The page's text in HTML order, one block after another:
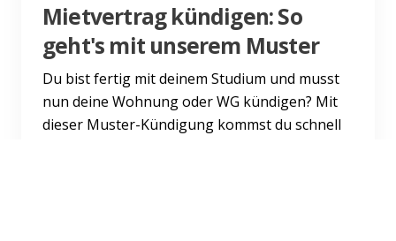
Mietvertrag kündigen: So
geht's mit unserem Muster
Du bist fertig mit deinem Studium und musst
nun deine Wohnung oder WG kündigen? Mit
dieser Muster-Kündigung kommst du schnell